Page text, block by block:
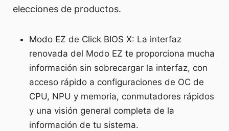
elecciones de productos.
Modo EZ de Click BIOS X: La interfaz
renovada del Modo EZ te proporciona mucha
información sin sobrecargar la interfaz, con
acceso rápido a configuraciones de OC de
CPU, NPU y memoria, conmutadores rápidos
y una visión general completa de la
información de tu sistema.